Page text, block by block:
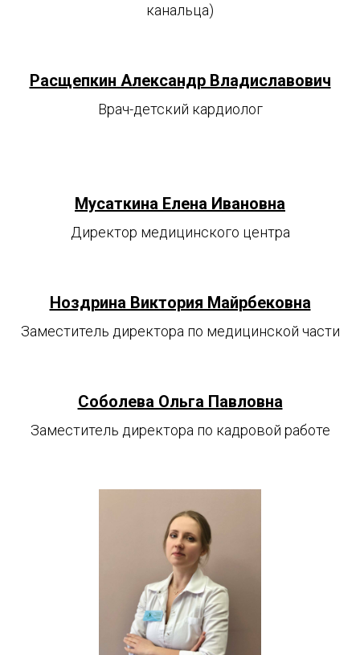
канальца)
Расщепкин Александр Владиславович
Врач-детский кардиолог
Мусаткина Елена Ивановна
Директор медицинского центра
Ноздрина Виктория Майрбековна
Заместитель директора по медицинской части
Соболева Ольга Павловна
Заместитель директора по кадровой работе